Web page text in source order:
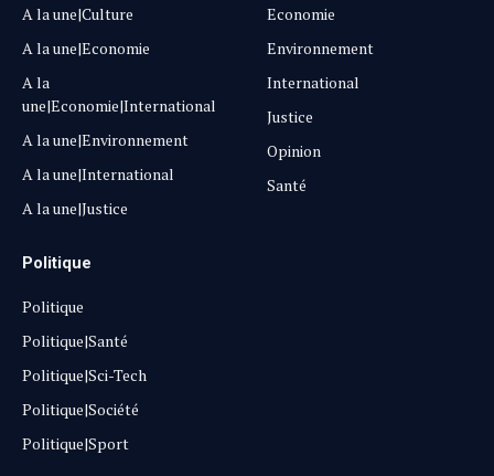
A la une|Culture
A la une|Economie
A la
une|Economie|International
A la une|Environnement
A la une|International
A la une|Justice
Economie
Environnement
International
Justice
Opinion
Santé
Politique
Politique
Politique|Santé
Politique|Sci-Tech
Politique|Société
Politique|Sport